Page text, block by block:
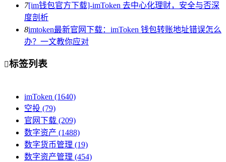
7[im钱包官方下载]-imToken 去中心化理财，安全与否深
度剖析
8imtoken最新官网下载：imToken 钱包转账地址错误怎么
办？一文教你应对
标签列表
imToken (1640)
空投 (79)
官网下载 (209)
数字资产 (1488)
数字货币管理 (19)
数字资产管理 (454)